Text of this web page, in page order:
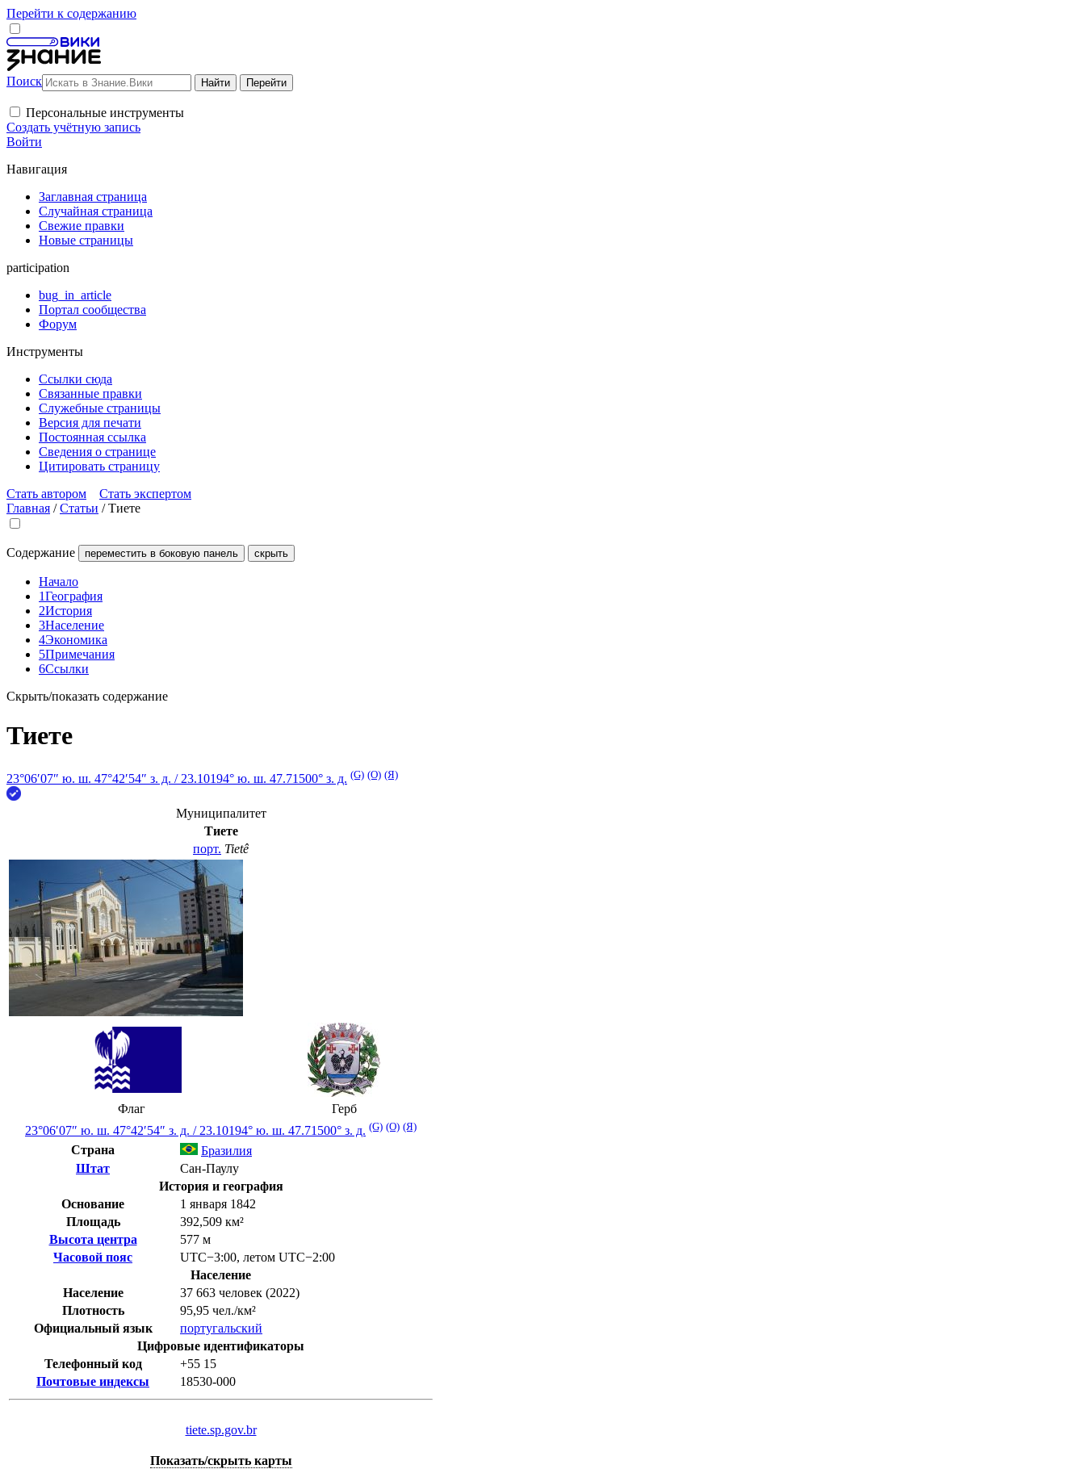
Перейти к содержанию
Поиск
Персональные инструменты
Создать учётную запись
Войти
Навигация
Заглавная страница
Случайная страница
Свежие правки
Новые страницы
participation
bug_in_article
Портал сообщества
Форум
Инструменты
Ссылки сюда
Связанные правки
Служебные страницы
Версия для печати
Постоянная ссылка
Сведения о странице
Цитировать страницу
Стать автором
Стать экспертом
Главная /Статьи /Тиете
Содержание переместить в боковую панель скрыть
Начало
1География
2История
3Население
4Экономика
5Примечания
6Ссылки
Скрыть/показать содержание
Тиете
23°06′07″ ю. ш. 47°42′54″ з. д. / 23.10194° ю. ш. 47.71500° з. д. (G) (O) (Я)
Муниципалитет
Тиете
порт. Tietê
Флаг
Герб
23°06′07″ ю. ш. 47°42′54″ з. д. / 23.10194° ю. ш. 47.71500° з. д. (G) (O) (Я)
Страна
Бразилия
Штат
Сан-Паулу
История и география
Основание
1 января 1842
Площадь
392,509 км²
Высота центра
577 м
Часовой пояс
UTC−3:00, летом UTC−2:00
Население
Население
37 663 человек (2022)
Плотность
95,95 чел./км²
Официальный язык
португальский
Цифровые идентификаторы
Телефонный код
+55 15
Почтовые индексы
18530-000
tiete.sp.gov.br
Показать/скрыть карты